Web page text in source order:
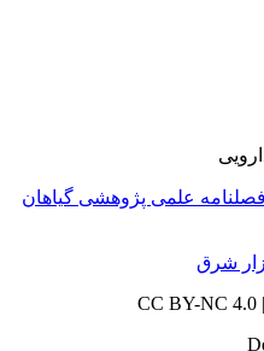
علمی پژوهشی گیاهان
شرق